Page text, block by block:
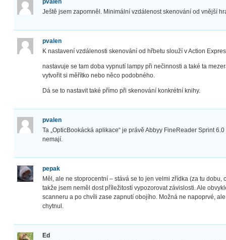
pvalen
Ještě jsem zapomněl. Minimální vzdálenost skenování od vnější
pvalen
K nastavení vzdálenosti skenování od hřbetu slouží v Action
nastavuje se tam doba vypnutí lampy při nečinnosti a také ta
vytvořit si měřítko nebo něco podobného.
Dá se to nastavit také přímo při skenování konkrétní knihy.
pvalen
Ta „OpticBookácká aplikace“ je právě Abbyy FineReader Sprint
nemají.
pepak
Měl, ale ne stoprocentní – stává se to jen velmi zřídka (za tu
takže jsem neměl dost příležitostí vypozorovat závislosti. Ale
scanneru a po chvíli zase zapnutí obojího. Možná ne napoprvé,
chytnul.
Ed